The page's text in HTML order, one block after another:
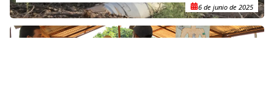
6 de junio de 2025